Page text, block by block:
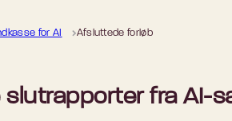
for AI Afsluttede forløb
slutrapporter fra AI-